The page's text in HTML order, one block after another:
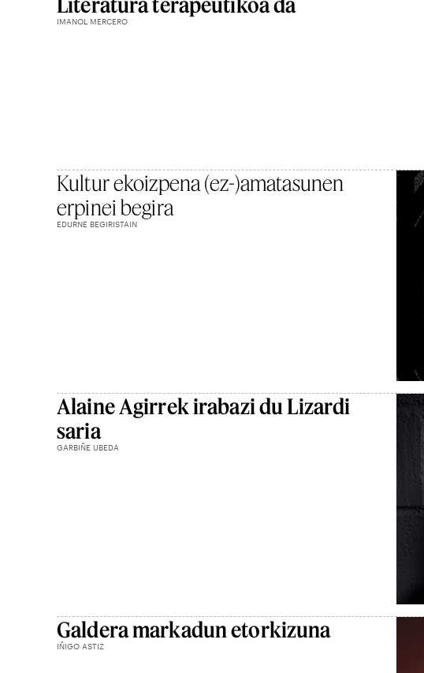
IMANOL MERCERO
Kultur ekoizpena (ez-)amatasunen
erpinei begira
EDURNE BEGIRISTAIN
Alaine Agirrek irabazi du Lizardi
saria
GARBIÑE UBEDA
Galdera markadun etorkizuna
IÑIGO ASTIZ